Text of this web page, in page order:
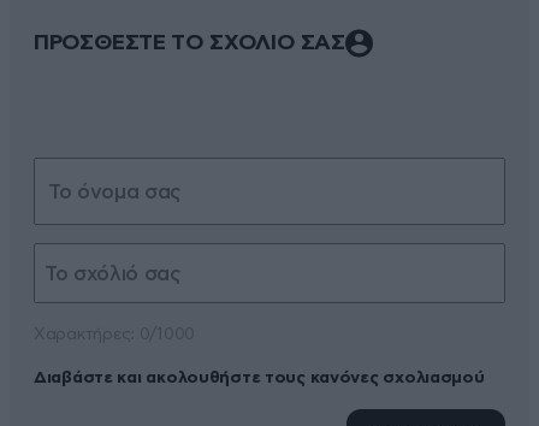
ΠΡΟΣΘΕΣΤΕ ΤΟ ΣΧΟΛΙΟ ΣΑΣ
Διαβάστε και ακολουθήστε τους κανόνες σχολιασμού